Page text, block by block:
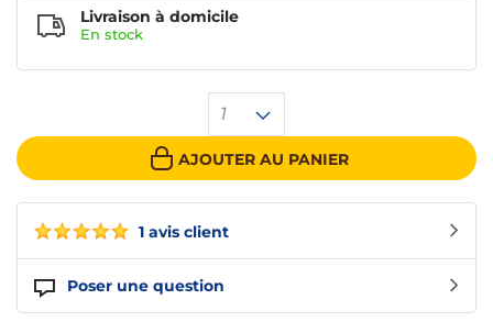
1 avis client
Poser une question
1
AJOUTER AU PANIER
Livraison à domicile
En stock